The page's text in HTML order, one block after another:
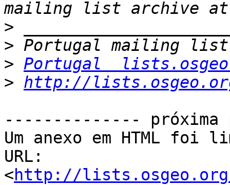
>
>
> Portugal
> http://
--------------
Um anexo em HTML foi
URL:
<http://lists.osgeo.org/